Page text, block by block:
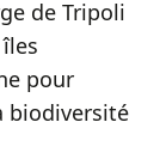
de Tripoli
pour
biodiversité